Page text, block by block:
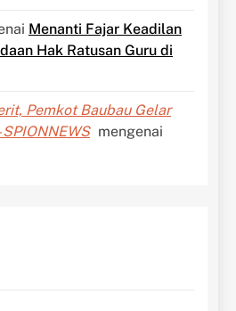
Menanti Fajar Keadilan
Hak Ratusan Guru di
Pemkot Baubau Gelar
mengenai